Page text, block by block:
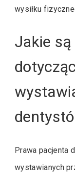
wysiłku
Jakie
Prawa pacjenta
wystawianych